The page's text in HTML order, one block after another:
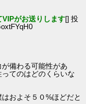
VIPがお送りします[] 投
備わる可能性があ
てのはどのくらいな
およそ５０%ほどだと